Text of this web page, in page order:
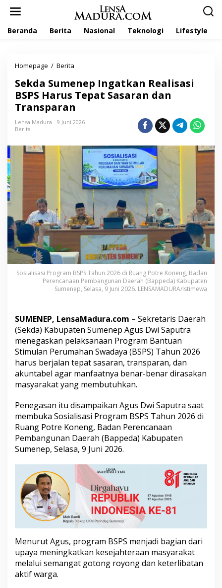
Beranda Berita Nasional Teknologi Lifestyle
Homepage / Berita
k
d
a
S
u
n
n
t
k
a
n
e
a
l
i
s
i
B
S
P
S
H
r
u
T
e
a
t
S
r
d
a
n
T
a
n
Sekda Sumenep Ingatkan Realisasi
BSPS Harus Tepat Sasaran dan
Transparan
Lensa Madura
9 Juni 2026
Berita
Sosialisasi Program BSPS Tahun 2026 di Ruang Potre Koneng, Badan
Perencanaan Pembangunan Daerah (Bappeda) Kabupaten
Sumenep, Selasa, 9 Juni 2026. LENSAMADURA/Istimewa
SUMENEP, LensaMadura.com – Sekretaris Daerah
(Sekda) Kabupaten Sumenep Agus Dwi Saputra
menegaskan pelaksanaan Program Bantuan
Stimulan Perumahan Swadaya (BSPS) Tahun 2026
harus berjalan tepat sasaran, transparan, dan
akuntabel agar manfaatnya benar-benar dirasakan
masyarakat yang membutuhkan.
Penegasan itu disampaikan Agus Dwi Saputra saat
membuka Sosialisasi Program BSPS Tahun 2026 di
Ruang Potre Koneng, Badan Perencanaan
Pembangunan Daerah (Bappeda) Kabupaten
Sumenep, Selasa, 9 Juni 2026.
Menurut Agus, program BSPS menjadi bagian dari
upaya meningkatkan kesejahteraan masyarakat
melalui semangat gotong royong dan keterlibatan
aktif warga.